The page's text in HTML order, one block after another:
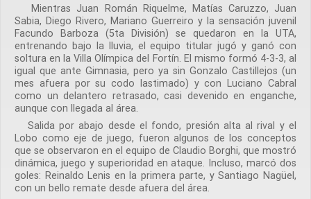
Mientras Juan Román Riquelme, Matías Caruzzo, Juan
Sabia, Diego Rivero, Mariano Guerreiro y la sensación juvenil
Facundo Barboza (5ta División) se quedaron en la UTA,
entrenando bajo la lluvia, el equipo titular jugó y ganó con
soltura en la Villa Olímpica del Fortín. El mismo formó 4-3-3, al
igual que ante Gimnasia, pero ya sin Gonzalo Castillejos (un
mes afuera por su codo lastimado) y con Luciano Cabral
como un delantero retrasado, casi devenido en enganche,
aunque con llegada al área.
Salida por abajo desde el fondo, presión alta al rival y el
Lobo como eje de juego, fueron algunos de los conceptos
que se observaron en el equipo de Claudio Borghi, que mostró
dinámica, juego y superioridad en ataque. Incluso, marcó dos
goles: Reinaldo Lenis en la primera parte, y Santiago Nagüel,
con un bello remate desde afuera del área.